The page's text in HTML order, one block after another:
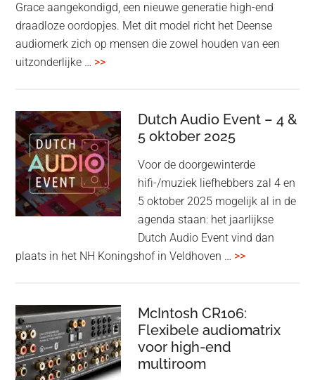
Grace aangekondigd, een nieuwe generatie high-end
draadloze oordopjes. Met dit model richt het Deense
audiomerk zich op mensen die zowel houden van een
uitzonderlijke … >>overBang
kondigt
Beo
Grace
aan:
high-
end
earbuds
titanium
Adaptive
noise
cancelling
Dutch Audio Event – 4 &
5 oktober 2025
Voor de doorgewinterde
hifi-/muziek liefhebbers zal 4 en
5 oktober 2025 mogelijk al in de
agenda staan: het jaarlijkse
Dutch Audio Event vind dan
plaats in het NH Koningshof in Veldhoven … >>overDutch
–
4
McIntosh CR106:
Flexibele audiomatrix
voor high-end
multiroom